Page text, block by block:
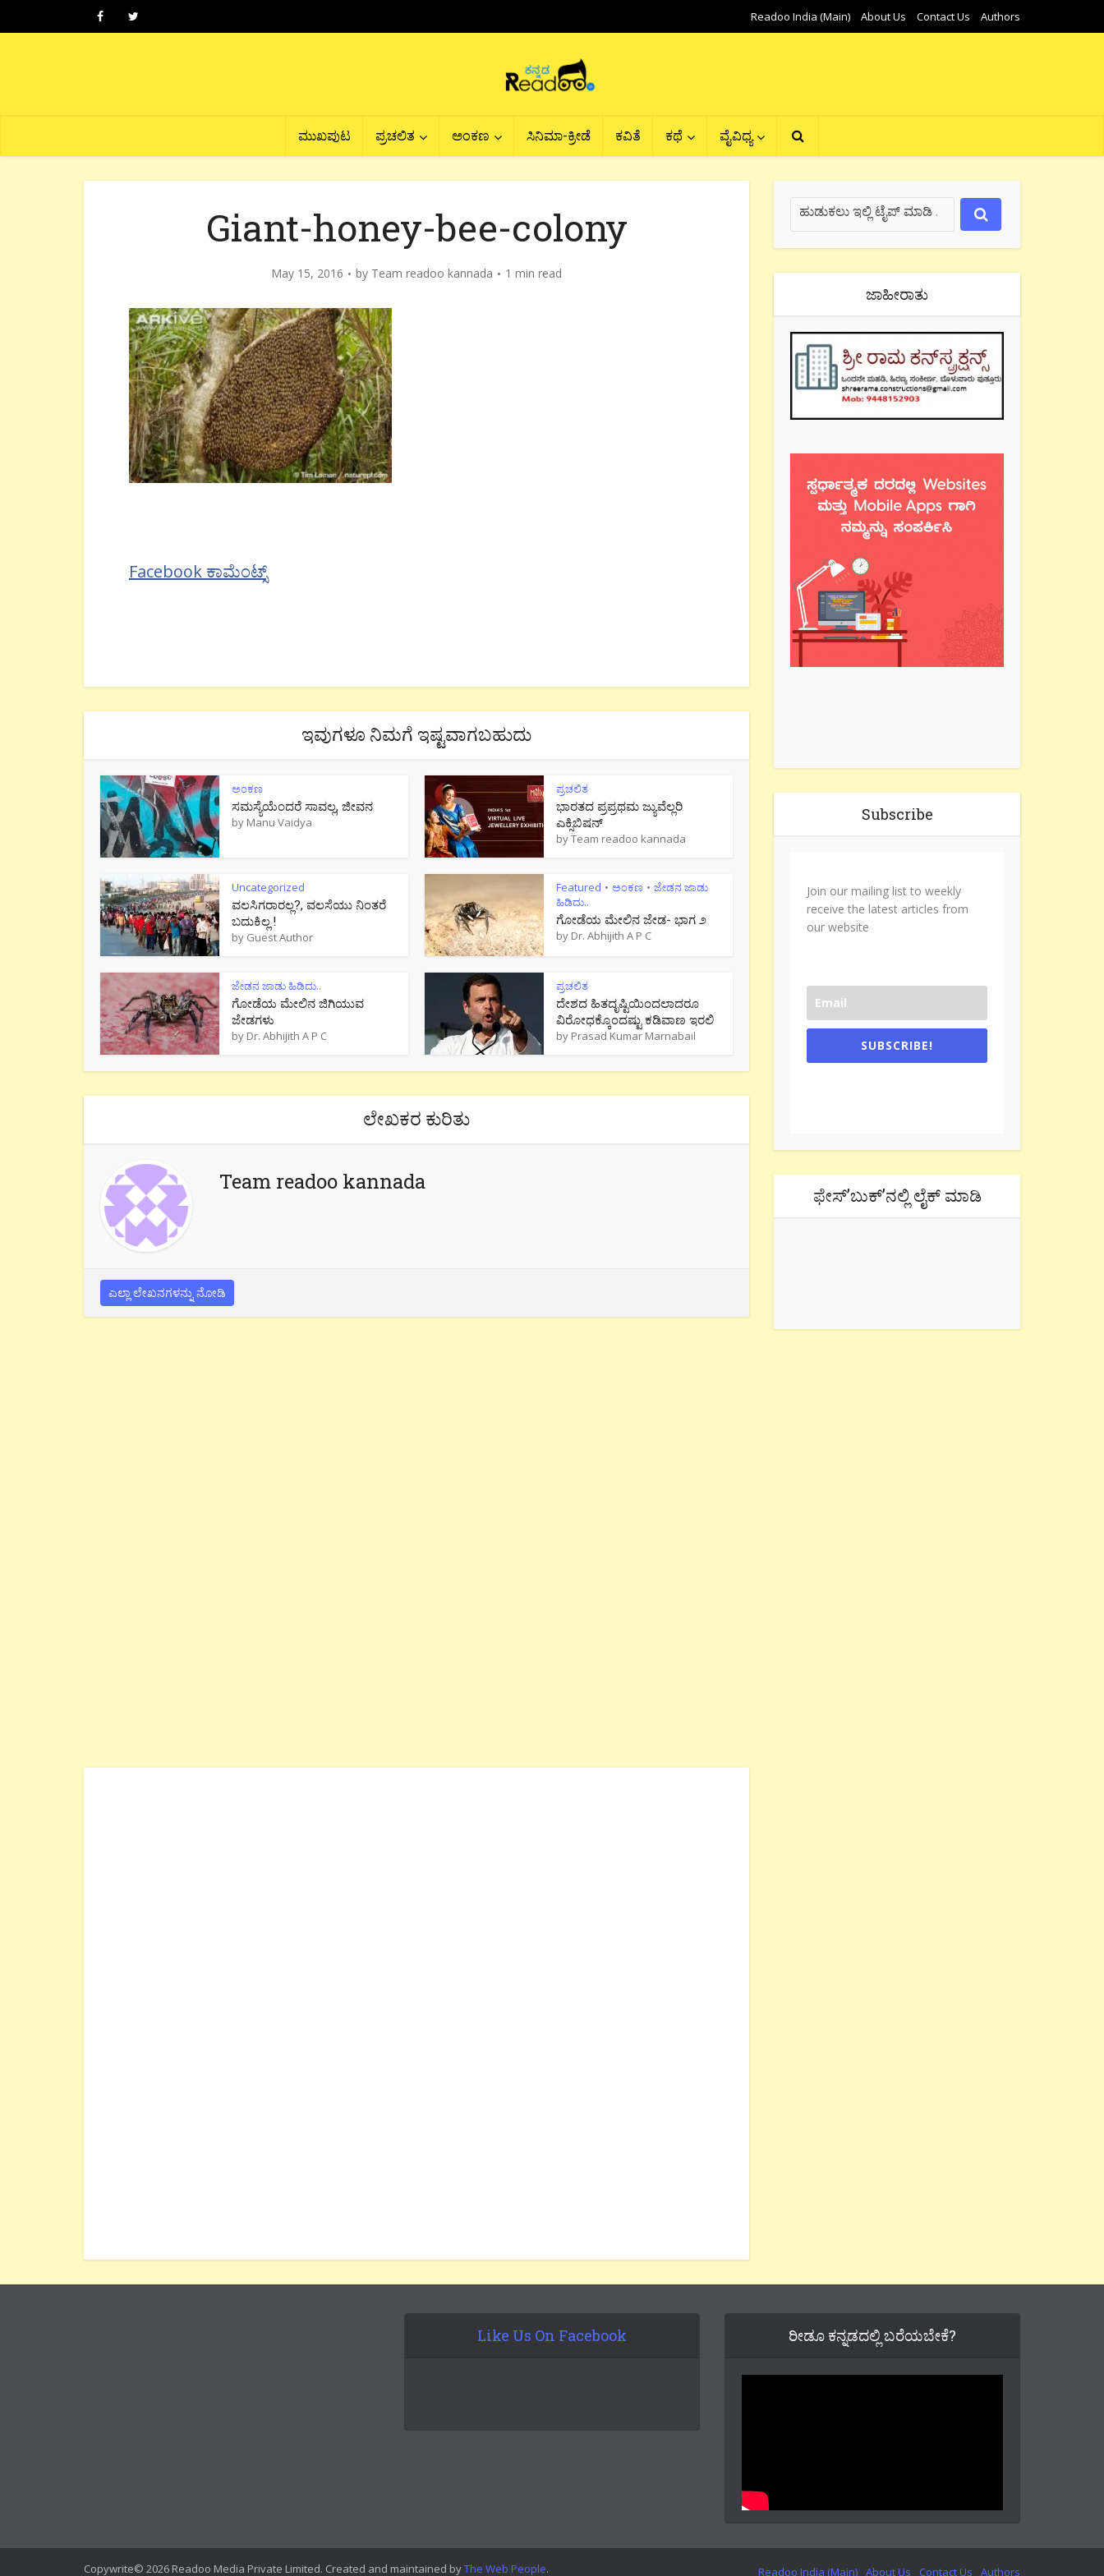
Readoo India (Main) About Us Contact Us Authors
ಮುಖಪುಟ ಪ್ರಚಲಿತ ಅಂಕಣ ಸಿನಿಮಾ-ಕ್ರೀಡೆ ಕವಿತೆ ಕಥೆ ವೈವಿಧ್ಯ
Giant-honey-bee-colony
May 15, 2016 by Team readoo kannada 1 min read
Facebook ಕಾಮೆಂಟ್ಸ್
ಇವುಗಳೂ ನಿಮಗೆ ಇಷ್ಟವಾಗಬಹುದು
ಅಂಕಣ
ಸಮಸ್ಯೆಯೆಂದರೆ ಸಾವಲ್ಲ, ಜೀವನ
by Manu Vaidya
ಪ್ರಚಲಿತ
ಭಾರತದ ಪ್ರಪ್ರಥಮ ಜ್ಯುವೆಲ್ಲರಿ
ಎಕ್ಸಿಬಿಷನ್
byTeam readoo kannada
Uncategorized
ವಲಸಿಗರಾರಲ್ಲ?, ವಲಸೆಯು ನಿಂತರೆ
ಬದುಕಿಲ್ಲ !
by Guest Author
Featured • ಅಂಕಣ • ಜೇಡನ ಜಾಡು
ಹಿಡಿದು..
ಗೋಡೆಯ ಮೇಲಿನ ಜೇಡ- ಭಾಗ ೨
by Dr. Abhijith A P C
ಜೇಡನ ಜಾಡು ಹಿಡಿದು..
ಗೋಡೆಯ ಮೇಲಿನ ಜಿಗಿಯುವ
ಜೇಡಗಳು
by Dr. Abhijith A P C
ಪ್ರಚಲಿತ
ದೇಶದ ಹಿತದೃಷ್ಟಿಯಿಂದಲಾದರೂ
ವಿರೋಧಕ್ಕೊಂದಷ್ಟು ಕಡಿವಾಣ ಇರಲಿ
by Prasad Kumar Marnabail
ಲೇಖಕರ ಕುರಿತು
Team readoo kannada
ಎಲ್ಲಾ ಲೇಖನಗಳನ್ನು ನೋಡಿ
ಜಾಹೀರಾತು
Subscribe
Join our mailing list to weekly
receive the latest articles from
our website
SUBSCRIBE!
ಫೇಸ್’ಬುಕ್’ನಲ್ಲಿ ಲೈಕ್ ಮಾಡಿ
Like Us On Facebook ರೀಡೂ ಕನ್ನಡದಲ್ಲಿ ಬರೆಯಬೇಕೆ?
Copywrite© 2026 Readoo Media Private Limited. Created and maintained byThe Web People. Readoo India (Main) About Us Contact Us Authors